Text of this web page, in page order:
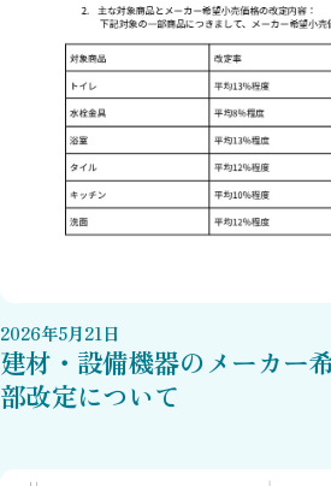
2026年5月21 日
建材・設備機器のメーカー
部改定について